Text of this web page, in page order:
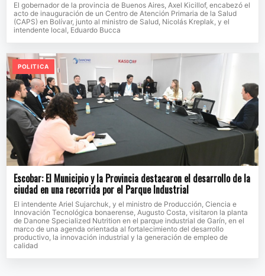
El gobernador de la provincia de Buenos Aires, Axel Kicillof, encabezó el
acto de inauguración de un Centro de Atención Primaria de la Salud
(CAPS) en Bolívar, junto al ministro de Salud, Nicolás Kreplak, y el
intendente local, Eduardo Bucca
POLITICA
Escobar: El Municipio y la Provincia destacaron el desarrollo de la
ciudad en una recorrida por el Parque Industrial
El intendente Ariel Sujarchuk, y el ministro de Producción, Ciencia e
Innovación Tecnológica bonaerense, Augusto Costa, visitaron la planta
de Danone Specialized Nutrition en el parque industrial de Garín, en el
marco de una agenda orientada al fortalecimiento del desarrollo
productivo, la innovación industrial y la generación de empleo de
calidad